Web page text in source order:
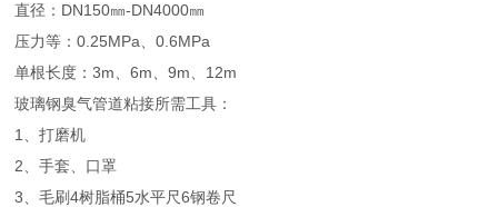
直径：DN150㎜-DN4000㎜
压力等：0.25MPa、0.6MPa
单根长度：3m、6m、9m、12m
玻璃钢臭气管道粘接所需工具：
1、打磨机
2、手套、口罩
3、毛刷4树脂桶5水平尺6钢卷尺